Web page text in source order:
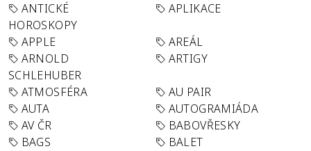
ANTICKÉ
HOROSKOPY
APLIKACE
APPLE
AREÁL
ARNOLD
SCHLEHUBER
ARTIGY
ATMOSFÉRA
AU PAIR
AUTA
AUTOGRAMIÁDA
AV ČR
BABOVŘESKY
BAGS
BALET